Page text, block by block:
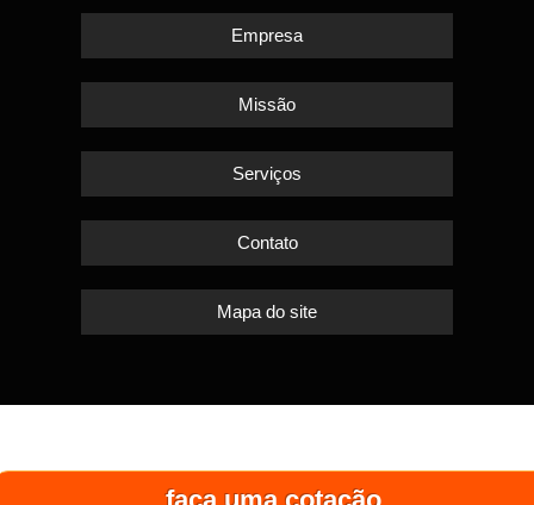
Empresa
Missão
Serviços
Contato
Mapa do site